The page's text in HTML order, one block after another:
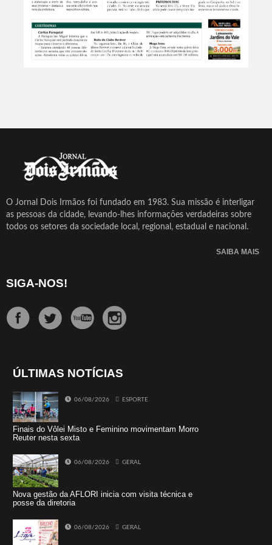
O Jornal Dois Irmãos foi fundado em 1983. Sua missão é interligar
as pessoas da cidade, levando-lhes informações verdadeiras sobre
todos os setores da sociedade local, regional, estadual e nacional.
SAIBA MAIS
SIGA-NOS!
ÚLTIMAS NOTÍCIAS
06/08/2026 ESPORTE
Finais do Vôlei Misto e Feminino movimentam Morro
Reuter nesta sexta
06/08/2026 GERAL
Nova gestão da AFLORI inicia com visita técnica e
posse da diretoria
06/08/2026 GERAL